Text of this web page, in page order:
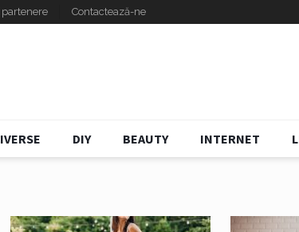
Contactează-ne
DIY BEAUTY INTERNET